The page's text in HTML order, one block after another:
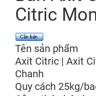
Citric
Tên sản phẩm
Axit Citric | Axit
Chanh
Quy cách 25kg/